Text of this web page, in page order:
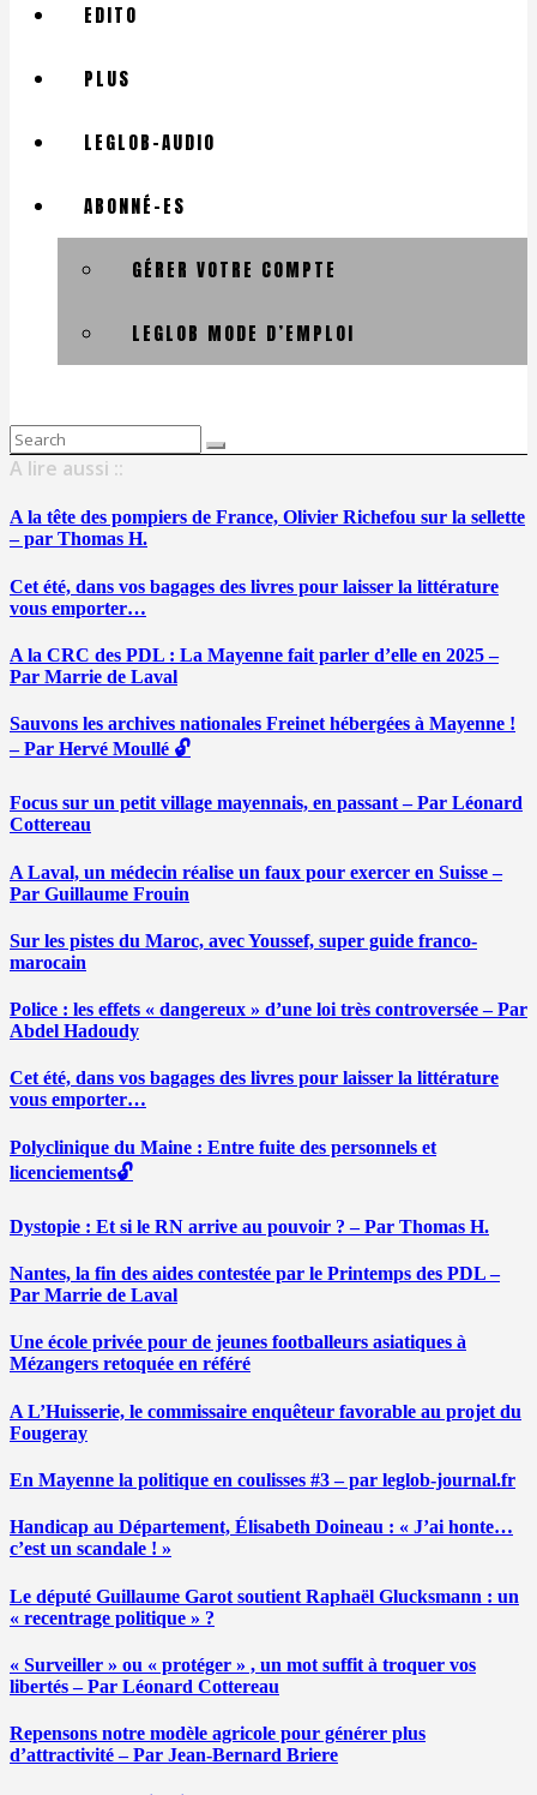
EDITO
PLUS
LEGLOB-AUDIO
ABONNÉ-ES
GÉRER VOTRE COMPTE
LEGLOB MODE D’EMPLOI
Search
for:
A lire aussi ::
A la tête des pompiers de France, Olivier Richefou sur la sellette
– par Thomas H.
Cet été, dans vos bagages des livres pour laisser la littérature
vous emporter…
A la CRC des PDL : La Mayenne fait parler d’elle en 2025 –
Par Marrie de Laval
Sauvons les archives nationales Freinet hébergées à Mayenne !
– Par Hervé Moullé 🔓
Focus sur un petit village mayennais, en passant – Par Léonard
Cottereau
A Laval, un médecin réalise un faux pour exercer en Suisse –
Par Guillaume Frouin
Sur les pistes du Maroc, avec Youssef, super guide franco-
marocain
Police : les effets « dangereux » d’une loi très controversée – Par
Abdel Hadoudy
Cet été, dans vos bagages des livres pour laisser la littérature
vous emporter…
Polyclinique du Maine : Entre fuite des personnels et
licenciements🔓
Dystopie : Et si le RN arrive au pouvoir ? – Par Thomas H.
Nantes, la fin des aides contestée par le Printemps des PDL –
Par Marrie de Laval
Une école privée pour de jeunes footballeurs asiatiques à
Mézangers retoquée en référé
A L’Huisserie, le commissaire enquêteur favorable au projet du
Fougeray
En Mayenne la politique en coulisses #3 – par leglob-journal.fr
Handicap au Département, Élisabeth Doineau : « J’ai honte…
c’est un scandale ! »
Le député Guillaume Garot soutient Raphaël Glucksmann : un
« recentrage politique » ?
« Surveiller » ou « protéger » , un mot suffit à troquer vos
libertés – Par Léonard Cottereau
Repensons notre modèle agricole pour générer plus
d’attractivité – Par Jean-Bernard Briere